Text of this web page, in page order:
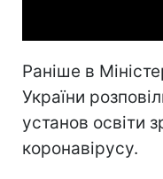
Раніше в
України
установ освіти
коронавірусу.